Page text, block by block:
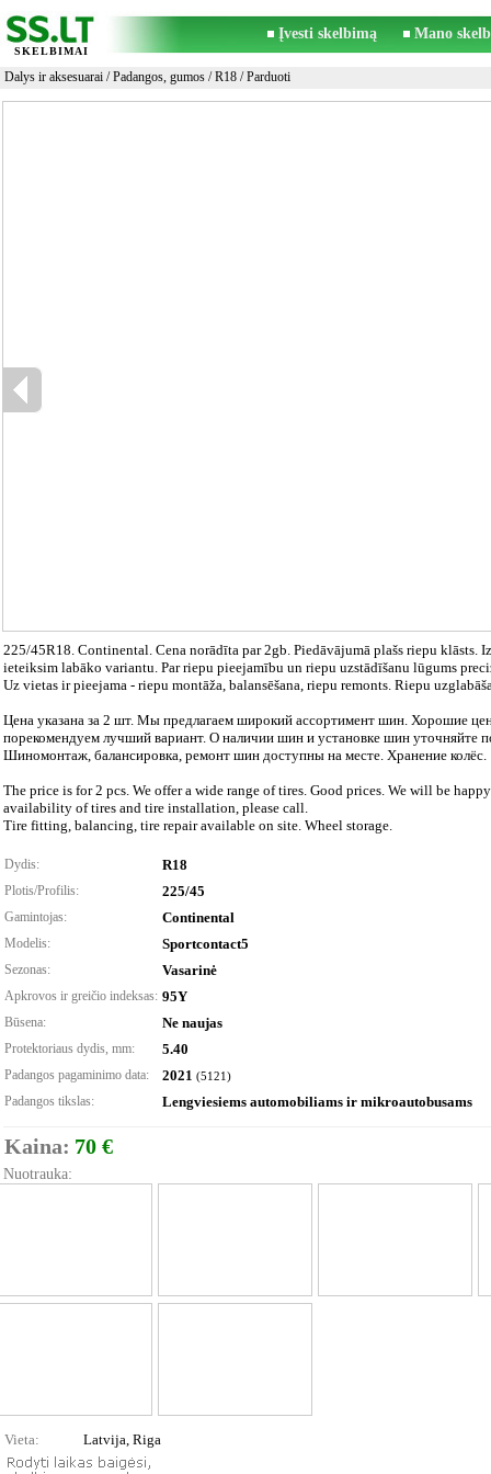
SKELBIMAI
Įvesti skelbimą Mano
Dalys ir aksesuarai /Padangos, gumos /R18 / Parduoti
225/45R18. Continental. Cena norādīta par 2gb. Piedāvājumā plašs riepu klāsts.
ieteiksim labāko variantu. Par riepu pieejamību un riepu uzstādīšanu lūgums
Uz vietas ir pieejama - riepu montāža, balansēšana, riepu remonts. Riepu
Цена указана за 2 шт. Мы предлагаем широкий ассортимент шин. Хорошие
порекомендуем лучший вариант. О наличии шин и установке шин уточняйте
Шиномонтаж, балансировка, ремонт шин доступны на месте. Хранение колёс.
The price is for 2 pcs. We offer a wide range of tires. Good prices. We will be
availability of tires and tire installation, please call.
Tire fitting, balancing, tire repair available on site. Wheel storage.
Dydis: R18
Plotis/Profilis: 225/45
Gamintojas: Continental
Modelis: Sportcontact5
Sezonas: Vasarinė
Apkrovos ir greičio indeksas: 95Y
Būsena: Ne naujas
Protektoriaus dydis, mm: 5.40
Padangos pagaminimo data: 2021 (5121)
Padangos tikslas: Lengviesiems automobiliams ir mikroautobusams
Kaina: 70 €
Nuotrauka:
Vieta: Latvija, Riga